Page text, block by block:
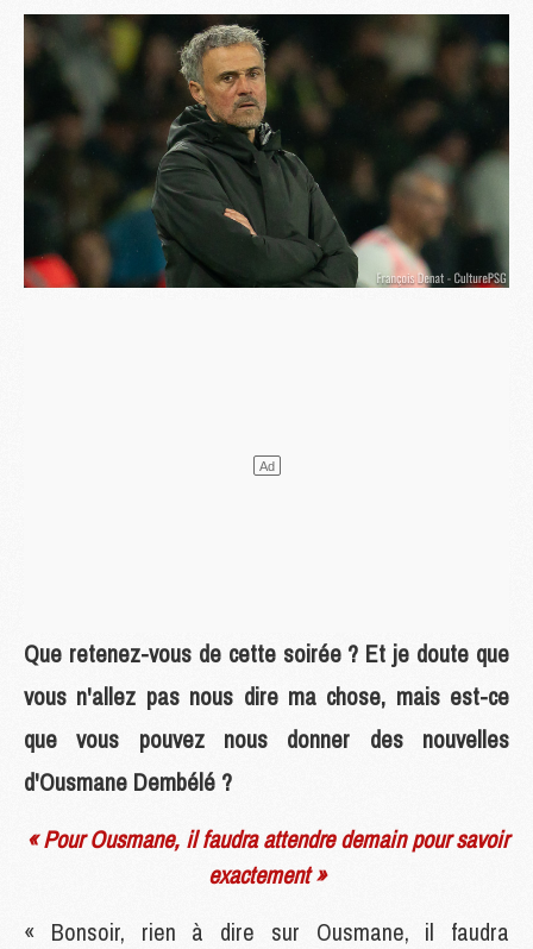
Que retenez-vous de cette soirée ? Et je doute que
vous n'allez pas nous dire ma chose, mais est-ce
que vous pouvez nous donner des nouvelles
d'Ousmane Dembélé ?
« Pour Ousmane, il faudra attendre demain pour savoir
exactement »
« Bonsoir, rien à dire sur Ousmane, il faudra